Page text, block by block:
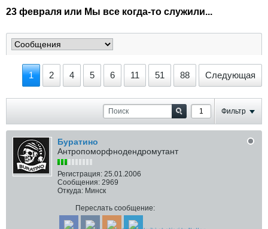
23 февраля или Мы все когда-то служили...
1 2 4 5 6 11 51 88 Следующая
Фильтр
Буратино
Антропоморфнодендромутант
Регистрация: 25.01.2006
Сообщения: 2969
Откуда: Минск
Переслать сообщение: